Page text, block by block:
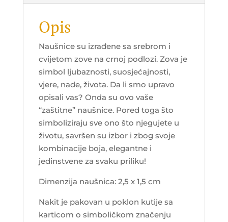
Opis
Naušnice su izrađene sa srebrom i
cvijetom zove na crnoj podlozi. Zova je
simbol ljubaznosti, suosjećajnosti,
vjere, nade, života. Da li smo upravo
opisali vas? Onda su ovo vaše
“zaštitne” naušnice. Pored toga što
simboliziraju sve ono što njegujete u
životu, savršen su izbor i zbog svoje
kombinacije boja, elegantne i
jedinstvene za svaku priliku!
Dimenzija naušnica: 2,5 x 1,5 cm
Nakit je pakovan u poklon kutije sa
karticom o simboličkom značenju